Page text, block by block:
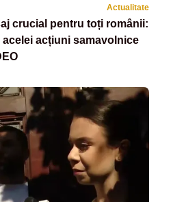
Actualitate
crucial pentru toți românii:
acelei acțiuni samavolnice